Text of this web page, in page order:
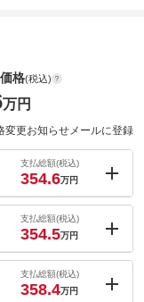
格(税込)
万円
変更お知らせメールに登録
支払総額(税込)
354.6万円
支払総額(税込)
354.5万円
支払総額(税込)
358.4万円